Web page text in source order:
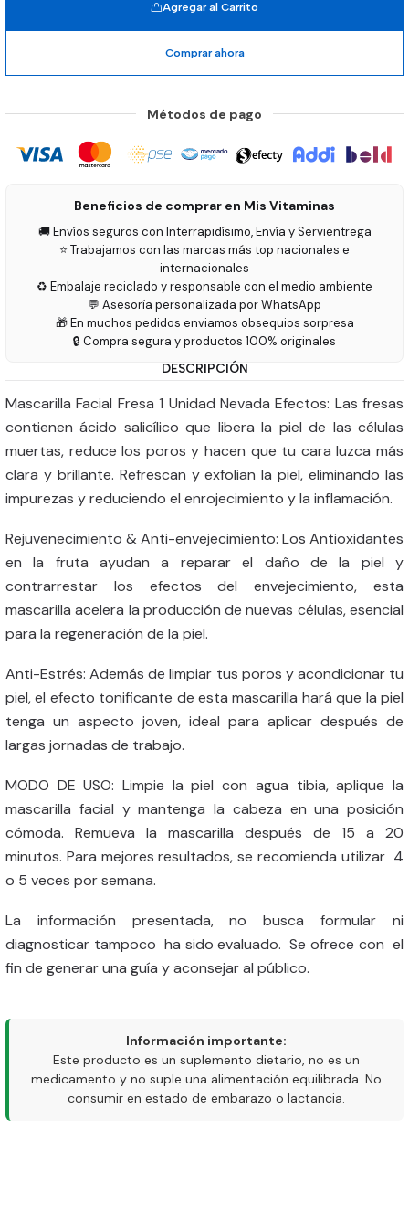
Agregar al Carrito
Comprar ahora
Métodos de pago
Beneficios de comprar en Mis Vitaminas
🚚 Envíos seguros con Interrapidísimo, Envía y Servientrega
⭐ Trabajamos con las marcas más top nacionales e
internacionales
♻️ Embalaje reciclado y responsable con el medio ambiente
💬 Asesoría personalizada por WhatsApp
🎁 En muchos pedidos enviamos obsequios sorpresa
🔒 Compra segura y productos 100% originales
DESCRIPCIÓN
Mascarilla Facial Fresa 1 Unidad Nevada Efectos: Las fresas
contienen ácido salicílico que libera la piel de las células
muertas, reduce los poros y hacen que tu cara luzca más
clara y brillante. Refrescan y exfolian la piel, eliminando las
impurezas y reduciendo el enrojecimiento y la inflamación.
Rejuvenecimiento & Anti-envejecimiento: Los Antioxidantes
en la fruta ayudan a reparar el daño de la piel y
contrarrestar los efectos del envejecimiento, esta
mascarilla acelera la producción de nuevas células, esencial
para la regeneración de la piel.
Anti-Estrés: Además de limpiar tus poros y acondicionar tu
piel, el efecto tonificante de esta mascarilla hará que la piel
tenga un aspecto joven, ideal para aplicar después de
largas jornadas de trabajo.
MODO DE USO: Limpie la piel con agua tibia, aplique la
mascarilla facial y mantenga la cabeza en una posición
cómoda. Remueva la mascarilla después de 15 a 20
minutos. Para mejores resultados, se recomienda utilizar 4
o 5 veces por semana.
La información presentada, no busca formular ni
diagnosticar tampoco ha sido evaluado. Se ofrece con el
fin de generar una guía y aconsejar al público.
Información importante:
Este producto es un suplemento dietario, no es un
medicamento y no suple una alimentación equilibrada. No
consumir en estado de embarazo o lactancia.